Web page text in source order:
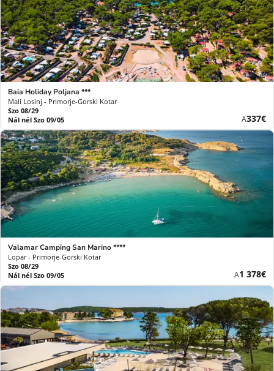
Baia Holiday Poljana ***
Mali Losinj - Primorje-Gorski Kotar
Szo 08/29
Nál nél Szo 09/05
AÚj
ár
337€
Valamar Camping San Marino ****
Lopar - Primorje-Gorski Kotar
Szo 08/29
Nál nél Szo 09/05
AÚj
ár
1 378€